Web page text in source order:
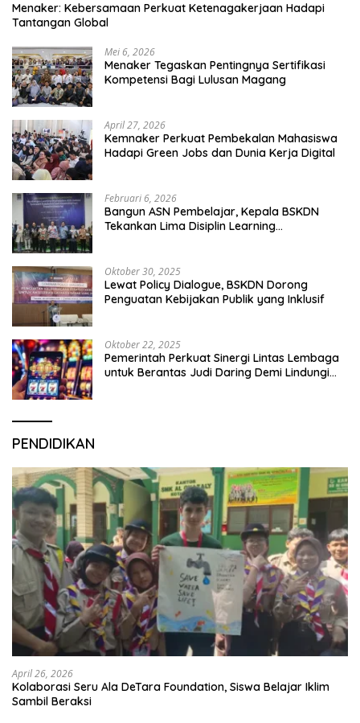
Menaker: Kebersamaan Perkuat Ketenagakerjaan Hadapi
Tantangan Global
Mei 6, 2026
Menaker Tegaskan Pentingnya Sertifikasi
Kompetensi Bagi Lulusan Magang
April 27, 2026
Kemnaker Perkuat Pembekalan Mahasiswa
Hadapi Green Jobs dan Dunia Kerja Digital
Februari 6, 2026
Bangun ASN Pembelajar, Kepala BSKDN
Tekankan Lima Disiplin Learning
Oktober 30, 2025
Lewat Policy Dialogue, BSKDN Dorong
Penguatan Kebijakan Publik yang Inklusif
Oktober 22, 2025
Pemerintah Perkuat Sinergi Lintas Lembaga
untuk Berantas Judi Daring Demi Lindungi
PENDIDIKAN
April 26, 2026
Kolaborasi Seru Ala DeTara Foundation, Siswa Belajar Iklim
Sambil Beraksi